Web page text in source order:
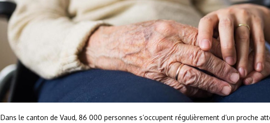
Dans le canton de Vaud, 86 000 personnes s’occupent régulièrement d’un proche